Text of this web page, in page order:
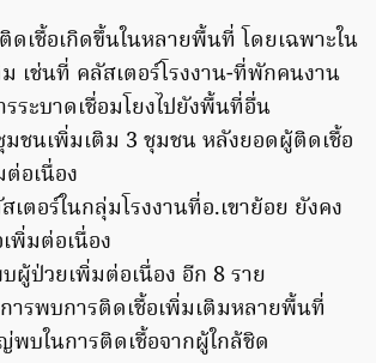
ดเชื้อเกิดขึ้นในหลายพื้นที่ โดยเฉพาะใน
เช่นที่ คลัสเตอร์โรงงาน-ที่พักคนงาน
ระบาดเชื่อมโยงไปยังพื้นที่อื่น
ชนเพิ่มเติม 3 ชุมชน หลังยอดผู้ติดเชื้อ
อเนื่อง
เตอร์ในกลุ่มโรงงานที่อ.เขาย้อย ยังคง
พิ่มต่อเนื่อง
ป่วยเพิ่มต่อเนื่อง อีก 8 ราย
รพบการติดเชื้อเพิ่มเติมหลายพื้นที่
พบในการติดเชื้อจากผู้ใกล้ชิด